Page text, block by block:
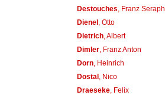
Destouches , Franz Seraph
Dienel, Otto
Dietrich, Albert
Dimler, Franz Anton
Dorn, Heinrich
Dostal, Nico
Draeseke, Felix